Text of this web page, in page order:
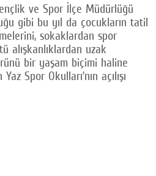
ve Spor İlçe Müdürlüğü
gibi bu yıl da çocukların tatil
sokaklardan spor
alışkanlıklardan uzak
bir yaşam biçimi haline
Spor Okulları’nın açılışı